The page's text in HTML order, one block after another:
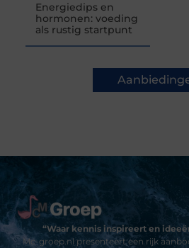
Energiedips en
hormonen: voeding
als rustig startpunt
“Waar kennis inspireert en
Mc-groep.nl presenteert een rijk